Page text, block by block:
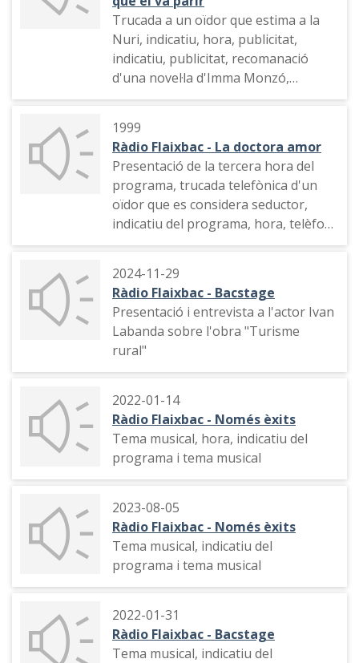
Cinema de Donòstia, comiat
Trucada a un oïdor que estima a la
Nuri, indicatiu, hora, publicitat,
indicatiu, publicitat, recomanació
d'una novel·la d'Imma Monzó,
connexió amb el Palau de la
benedicció de les roses, concurs de
Sant Jordi de l'emissora, tema
musical
1999
Ràdio Flaixbac - La doctora amor
Presentació de la tercera hora del
programa, trucada telefònica d'un
oïdor que es considera seductor,
indicatiu del programa, hora, telèfon
tema musical, hora, identificació,
trucar al programa
2024-11-29
Ràdio Flaixbac - Bacstage
Presentació i entrevista a l'actor Ivan
Labanda sobre l'obra "Turisme
rural"
2022-01-14
Ràdio Flaixbac - Només èxits
Tema musical, hora, indicatiu del
programa i tema musical
2023-08-05
Ràdio Flaixbac - Només èxits
Tema musical, indicatiu del
programa i tema musical
2022-01-31
Ràdio Flaixbac - Bacstage
Tema musical, indicatiu del